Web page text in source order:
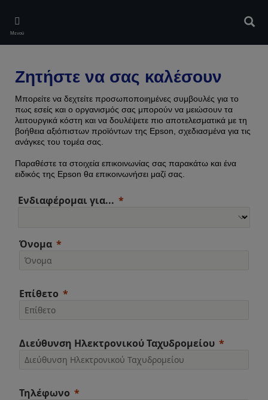
main
content
Μενού
Ζητήστε να σας καλέσουν
Μπορείτε να δεχτείτε προσωποποιημένες συμβουλές για το
πως εσείς και ο οργανισμός σας μπορούν να μειώσουν τα
λειτουργικά κόστη και να δουλέψετε πιο αποτελεσματικά με τη
βοήθεια αξιόπιστων προϊόντων της Epson, σχεδιασμένα για τις
ανάγκες του τομέα σας.
Παραθέστε τα στοιχεία επικοινωνίας σας παρακάτω και ένα
ειδικός της Epson θα επικοινωνήσει μαζί σας.
Ενδιαφέρομαι για...
Όνομα
Επίθετο
Διεύθυνση Ηλεκτρονικού Ταχυδρομείου
Τηλέφωνο